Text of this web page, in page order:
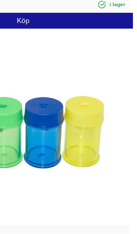
i lager
Köp